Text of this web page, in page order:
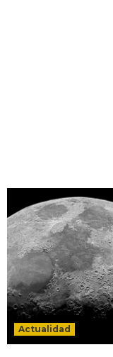
Actualidad